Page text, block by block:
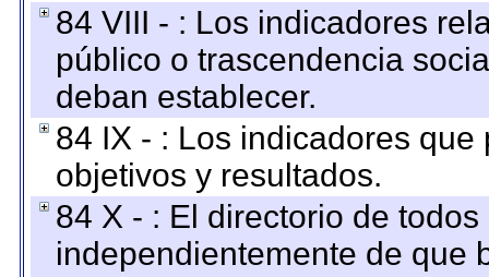
84 VIII - : Los indicadores
público o trascendencia
deban establecer.
84 IX - : Los indicadores
objetivos y resultados.
84 X - : El directorio de
independientemente de que